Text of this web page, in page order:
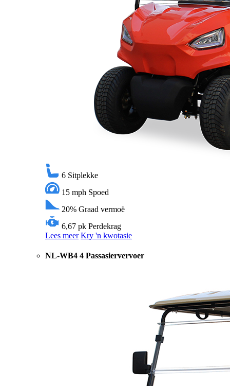
6 Sitplekke
15 mph Spoed
20% Graad vermoë
6,67 pk Perdekrag
Lees meer Kry 'n kwotasie
NL-WB4 4 Passasiervervoer